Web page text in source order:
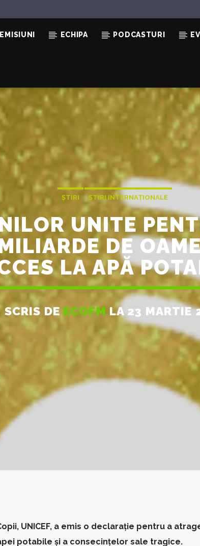
EMISIUNI ECHIPA PODCASTURI
ȘTIRI ȘTIRI INTERNAȚIONALE
UNITE
DE
LA APĂ
SCRIS DE ECOFM LA 23 MARTIE
UNICEF, a emis o declarație pentru a
potabile și a consecințelor sale tragice.